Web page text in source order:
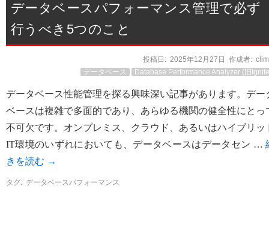
データベースパフォーマンス管理で必ず
行うべき5つのこと
投稿日: 2025年12月27日 作成者:
データベース
Database Performance Analyzer (旧
データベース性能管理を探る興味深い記事があります。デー
ベースは複雑で多面的であり、あらゆる機関の健全性にとっ
不可欠です。オンプレミス、クラウド、あるいはハイブリッ
IT環境のいずれにおいても、データベースはデータセン …
きを読む →
タグ: データベースパフォーマンス